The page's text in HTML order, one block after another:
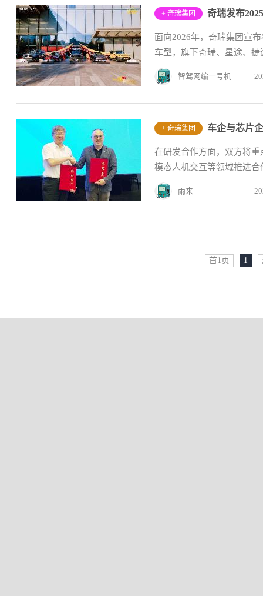
+ 奇瑞集团
面向2026年，奇瑞集团宣
车型，旗下奇瑞、星途、
智驾网编一号机
+ 奇瑞集团
在研发合作方面，双方将
模态人机交互等领域推进
雨来
首1页 1